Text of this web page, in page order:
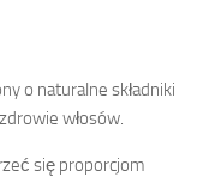
o naturalne składniki
włosów.
się proporcjom